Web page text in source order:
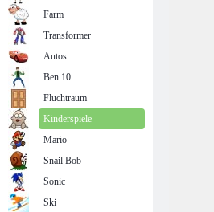
Farm
Transformer
Autos
Ben 10
Fluchtraum
Kinderspiele
Mario
Snail Bob
Sonic
Ski